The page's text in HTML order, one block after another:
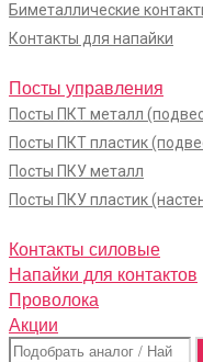
Биметаллические
Контакты для напайки
Посты управления
Посты ПКТ металл
Посты ПКТ пластик
Посты ПКУ металл
Посты ПКУ пластик
Контакты силовые
Напайки для контактов
Проволока
Акции
Поиск: